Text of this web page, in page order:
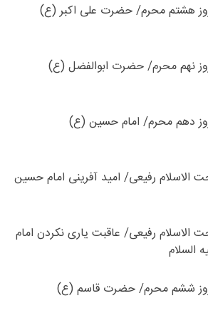
هشتم محرم/ حضرت علی اکبر (ع)
نهم محرم/ حضرت ابوالفضل (ع)
دهم محرم/ امام حسین (ع)
الاسلام رفیعی/ امید آفرینی امام حسین
الاسلام رفیعی/ عاقبت یاری نکردن امام
السلام
ششم محرم/ حضرت قاسم (ع)